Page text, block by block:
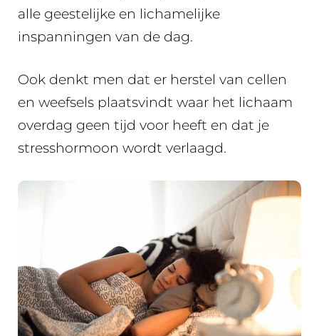
alle geestelijke en lichamelijke
inspanningen van de dag.
Ook denkt men dat er herstel van cellen
en weefsels plaatsvindt waar het lichaam
overdag geen tijd voor heeft en dat je
stresshormoon wordt verlaagd.